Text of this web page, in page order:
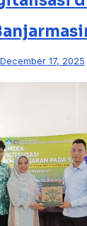
December 17, 2025